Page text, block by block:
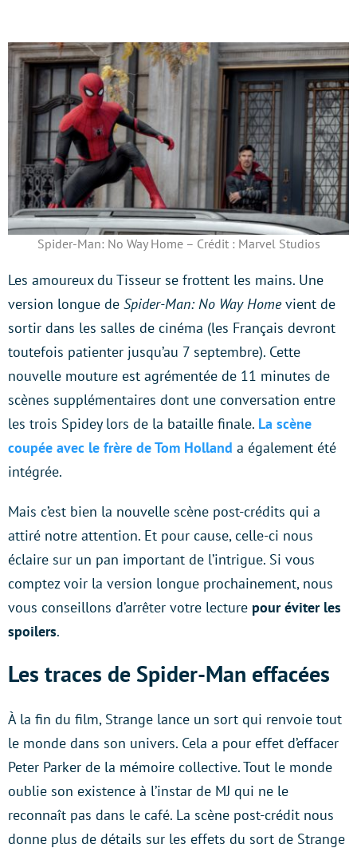
Spider-Man: No Way Home – Crédit : Marvel Studios
Les amoureux du Tisseur se frottent les mains. Une
version longue de Spider-Man: No Way Homevient de
sortir dans les salles de cinéma (les Français devront
toutefois patienter jusqu’au 7 septembre). Cette
nouvelle mouture est agrémentée de 11 minutes de
scènes supplémentaires dont une conversation entre
les trois Spidey lors de la bataille finale. La scène
coupée avec le frère de Tom Holland a également été
intégrée.
Mais c’est bien la nouvelle scène post-crédits qui a
attiré notre attention. Et pour cause, celle-ci nous
éclaire sur un pan important de l’intrigue. Si vous
comptez voir la version longue prochainement, nous
vous conseillons d’arrêter votre lecture pour éviter les
spoilers.
Les traces de Spider-Man effacées
À la fin du film, Strange lance un sort qui renvoie tout
le monde dans son univers. Cela a pour effet d’effacer
Peter Parker de la mémoire collective. Tout le monde
oublie son existence à l’instar de MJ qui ne le
reconnaît pas dans le café. La scène post-crédit nous
donne plus de détails sur les effets du sort de Strange